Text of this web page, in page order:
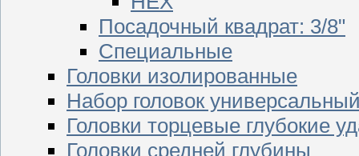
Посадочный квадрат: 3/8"
Специальные
Головки изолированные
Набор головок
Головки торцевые глубокие
Головки средней глубины